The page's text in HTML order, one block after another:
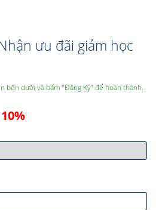
ưu đãi giảm học
bên dưới và bấm “Đăng Ký” để hoàn thành.